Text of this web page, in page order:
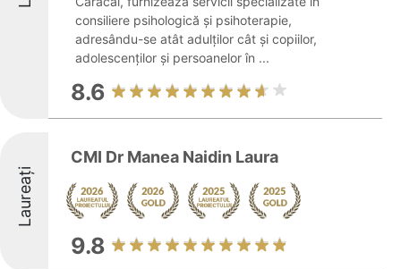
consiliere psihologică și psihoterapie,
adresându-se atât adulților cât și copiilor,
adolescenților și persoanelor în ...
8.6
Laureați
CMI Dr Manea Naidin Laura
9.8